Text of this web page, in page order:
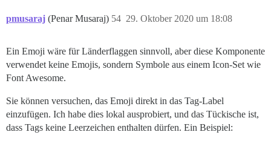
pmusaraj (Penar Musaraj) 29. Oktober 2020 um 18:08
54
Ein Emoji wäre für Länderflaggen sinnvoll, aber diese Komponente
verwendet keine Emojis, sondern Symbole aus einem Icon-Set wie
Font Awesome.
Sie können versuchen, das Emoji direkt in das Tag-Label
einzufügen. Ich habe dies lokal ausprobiert, und das Tückische ist,
dass Tags keine Leerzeichen enthalten dürfen. Ein Beispiel: